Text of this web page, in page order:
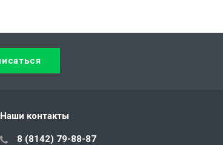
Наши контакты
8 (8142) 79-88-87